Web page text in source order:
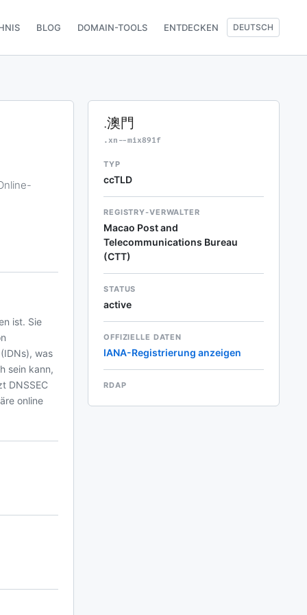
BLOG DOMAIN-TOOLS ENTDECKEN DEUTSCH
ist. Sie
was
sein kann,
DNSSEC
online
.澳門
.xn--mix891f
TYP
ccTLD
REGISTRY-VERWALTER
Macao Post and
Telecommunications Bureau
(CTT)
STATUS
active
OFFIZIELLE DATEN
IANA-Registrierung anzeigen
RDAP